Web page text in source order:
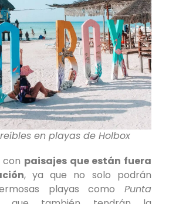
en playas de Holbox
con paisajes que están fuera
, ya que no solo podrán
playas como Punta